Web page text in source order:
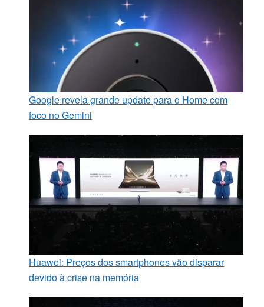
Google revela grande update para o Home com
foco no Gemini
Huawei: Preços dos smartphones vão disparar
devido à crise na memória